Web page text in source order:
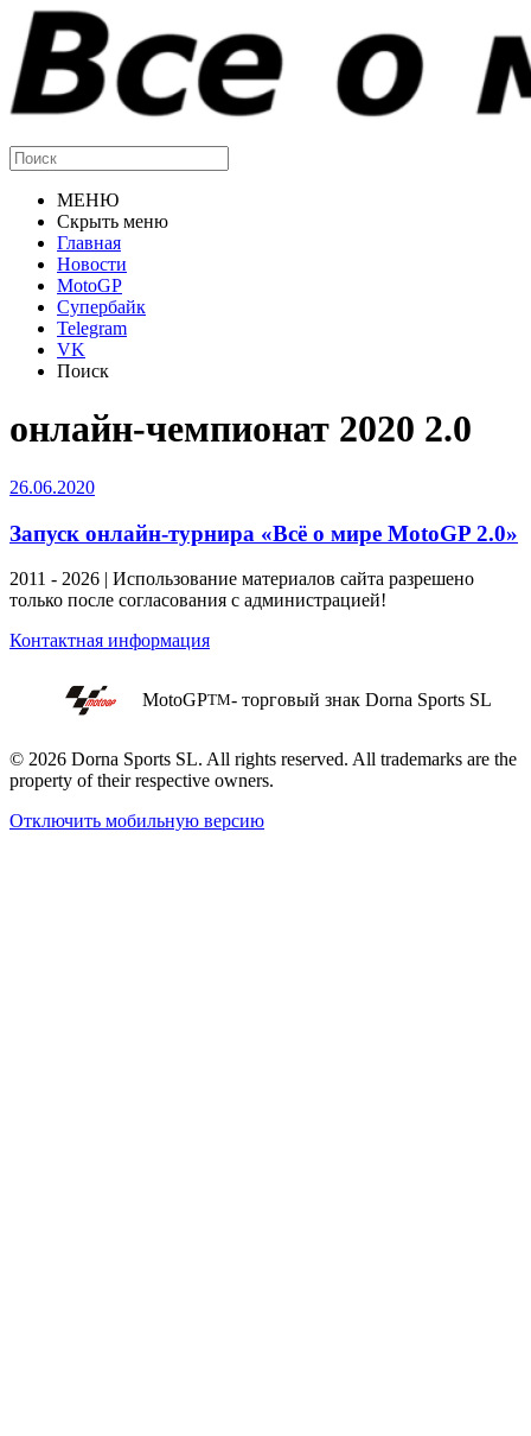
МЕНЮ
Скрыть меню
Главная
Новости
MotoGP
Супербайк
Telegram
VK
Поиск
онлайн-чемпионат 2020 2.0
26.06.2020
Запуск онлайн-турнира «Всё о мире MotoGP 2.0»
2011 - 2026 | Использование материалов сайта разрешено
только после согласования с администрацией!
Контактная информация
MotoGPTM- торговый знак Dorna Sports SL
© 2026 Dorna Sports SL. All rights reserved. All trademarks are the
property of their respective owners.
Отключить мобильную версию